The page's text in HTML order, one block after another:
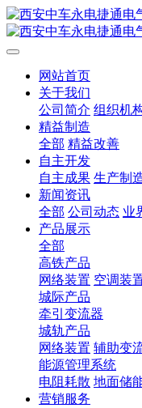
网站首页
关于我们
公司简介 组织机
精益制造
全部 精益改善
自主开发
自主成果 生产制
新闻资讯
全部 公司动态 业
产品展示
全部
高铁产品
网络装置 空调装
城际产品
牵引变流器
城轨产品
网络装置 辅助变
能源管理系统
电阻耗散 地面储
营销服务